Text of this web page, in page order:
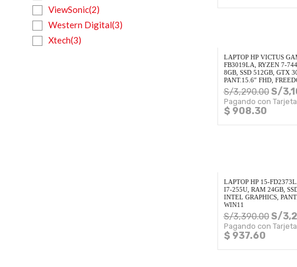
ViewSonic(2)
Western Digital(3)
Xtech(3)
LAPTOP HP VICTUS
FB3019LA, RYZEN 7-
8GB, SSD 512GB, GTX
PANT.15.6″ FHD,
S/3,290.00S/
Pagando con
$ 908.30
LAPTOP HP 15-
I7-255U, RAM 24GB,
INTEL GRAPHICS,
WIN11
S/3,390.00S/
Pagando con
$ 937.60